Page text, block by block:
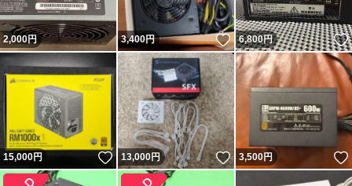
2,000円 3,400円 いいね！
6,800円
15,000円 いいね！
13,000円 いいね！
3,500円